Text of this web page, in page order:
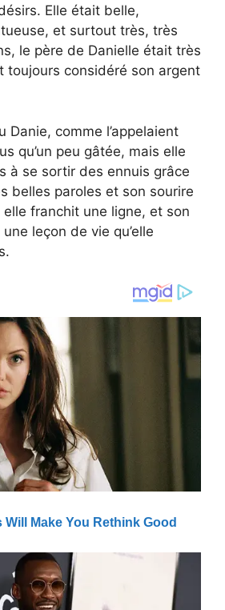
Elle était belle,
et surtout très, très
le père de Danielle était très
toujours considéré son argent
Danie, comme l’appelaient
qu’un peu gâtée, mais elle
à se sortir des ennuis grâce
belles paroles et son sourire
franchit une ligne, et son
leçon de vie qu’elle